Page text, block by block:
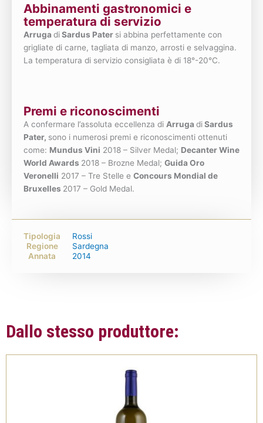
Abbinamenti gastronomici e
temperatura di servizio
Arruga diSardus Pater si abbina perfettamente con
grigliate di carne, tagliata di manzo, arrosti e selvaggina.
La temperatura di servizio consigliata è di 18°-20°C.
Premi e riconoscimenti
A confermare l’assoluta eccellenza di Arruga diSardus
Pater, sono i numerosi premi e riconoscimenti ottenuti
come: Mundus Vini 2018 – Silver Medal; Decanter Wine
World Awards 2018 – Brozne Medal; Guida Oro
Veronelli 2017 – Tre Stelle e Concours Mondial de
Bruxelles 2017 – Gold Medal.
Tipologia
Rossi
Regione
Sardegna
Annata
2014
Dallo stesso produttore: